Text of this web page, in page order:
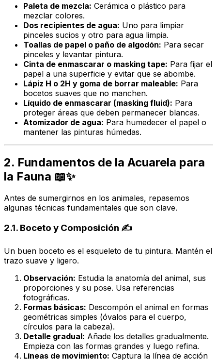
Paleta de mezcla: Cerámica o plástico para
mezclar colores.
Dos recipientes de agua: Uno para limpiar
pinceles sucios y otro para agua limpia.
Toallas de papel o paño de algodón: Para secar
pinceles y levantar pintura.
Cinta de enmascarar o masking tape: Para fijar el
papel a una superficie y evitar que se abombe.
Lápiz H o 2H y goma de borrar maleable: Para
bocetos suaves que no manchen.
Líquido de enmascarar (masking fluid): Para
proteger áreas que deben permanecer blancas.
Atomizador de agua: Para humedecer el papel o
mantener las pinturas húmedas.
2. Fundamentos de la Acuarela para
la Fauna 📖✨
Antes de sumergirnos en los animales, repasemos
algunas técnicas fundamentales que son clave.
2.1. Boceto y Composición ✍️
Un buen boceto es el esqueleto de tu pintura. Mantén el
trazo suave y ligero.
Observación: Estudia la anatomía del animal, sus
proporciones y su pose. Usa referencias
fotográficas.
Formas básicas: Descompón el animal en formas
geométricas simples (óvalos para el cuerpo,
círculos para la cabeza).
Detalle gradual: Añade los detalles gradualmente.
Empieza con las formas grandes y luego refina.
Líneas de movimiento: Captura la línea de acción